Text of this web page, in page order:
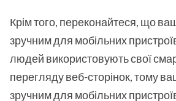
Крім того, переконайтеся, що
зручним для мобільних
людей використовують свої
перегляду веб-сторінок, тому
зручним для мобільних